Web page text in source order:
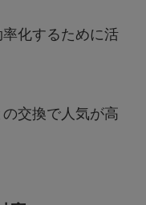
化するために活
交換で人気が高